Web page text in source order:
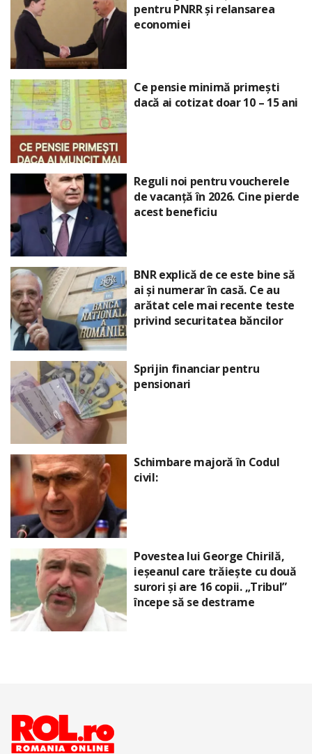
pentru PNRR și relansarea
economiei
Ce pensie minimă primești
dacă ai cotizat doar 10 – 15 ani
Reguli noi pentru voucherele
de vacanță în 2026. Cine pierde
acest beneficiu
BNR explică de ce este bine să
ai și numerar în casă. Ce au
arătat cele mai recente teste
privind securitatea băncilor
Sprijin financiar pentru
pensionari
Schimbare majoră în Codul
civil:
Povestea lui George Chirilă,
ieșeanul care trăiește cu două
surori și are 16 copii. „Tribul”
începe să se destrame